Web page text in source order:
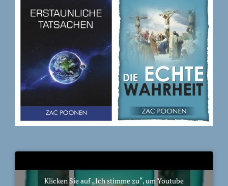
Klicken Sie auf „Ich stimme zu“, um Youtube